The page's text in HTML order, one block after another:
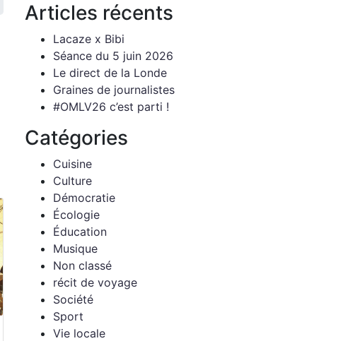
Articles récents
Lacaze x Bibi
Séance du 5 juin 2026
Le direct de la Londe
Graines de journalistes
#OMLV26 c’est parti !
Catégories
Cuisine
Culture
Démocratie
Écologie
Éducation
Musique
Non classé
récit de voyage
Société
Sport
Vie locale